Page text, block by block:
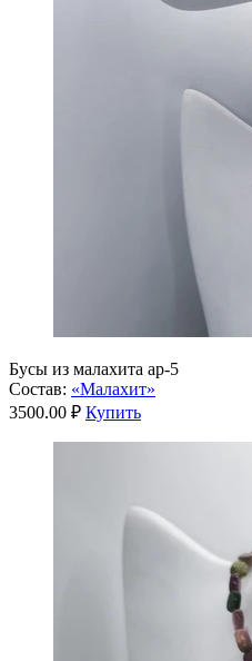
Бусы из малахита ар-5
Состав: «Малахит»
3500.00 ₽ Купить